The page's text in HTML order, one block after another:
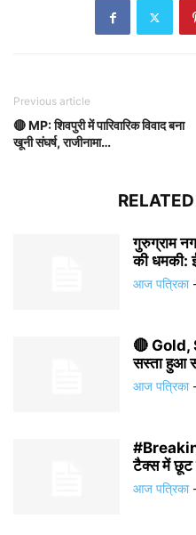
Previous article
🔴 MP: शिवपुरी में पारिवारिक विवाद बना
खूनी संघर्ष, राजीनामा…
गुरुग्राम
की धमकी:
आज पत्रिका
🔴 Gold,
सस्ता हुआ
आज पत्रिका
टैक्स में छूट
आज पत्रिका